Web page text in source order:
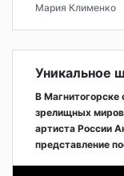
Мария Клименко
Уникальное
В Магнитогорске
зрелищных
артиста России
представление